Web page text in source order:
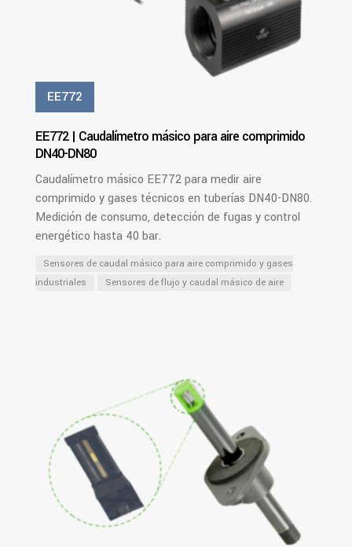
EE772
EE772 | Caudalímetro másico para aire comprimido
DN40-DN80
Caudalímetro másico EE772 para medir aire
comprimido y gases técnicos en tuberías DN40-DN80.
Medición de consumo, detección de fugas y control
energético hasta 40 bar.
Sensores de caudal másico para aire comprimido y gases
industriales
Sensores de flujo y caudal másico de aire